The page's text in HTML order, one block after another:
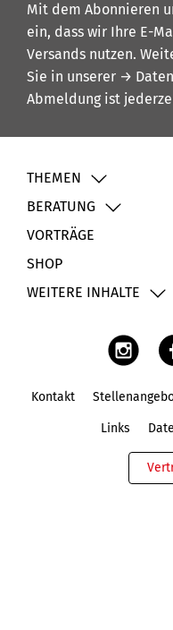
Mit dem Abonnieren
ein, dass wir Ihre E-
Versands nutzen.
Sie in unserer →
Abmeldung ist
THEMEN
BERATUNG
VORTRÄGE
SHOP
WEITERE INHALTE
Kontakt
Links